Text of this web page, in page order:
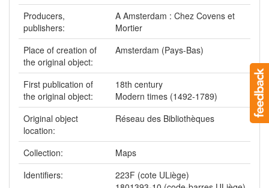
Producers,
publishers:
A Amsterdam : Chez Covens et
Mortier
Place of creation of
the original object:
Amsterdam (Pays-Bas)
First publication of
the original object:
18th century
Modern times (1492-1789)
Original object
location:
Réseau des Bibliothèques
Collection:
Maps
Identifiers:
223F (cote ULiège)